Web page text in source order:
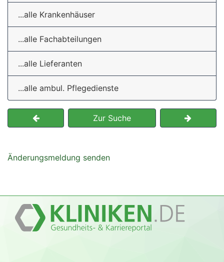
...alle Krankenhäuser
...alle Fachabteilungen
...alle Lieferanten
...alle ambul. Pflegedienste
Zur Suche
Änderungsmeldung senden